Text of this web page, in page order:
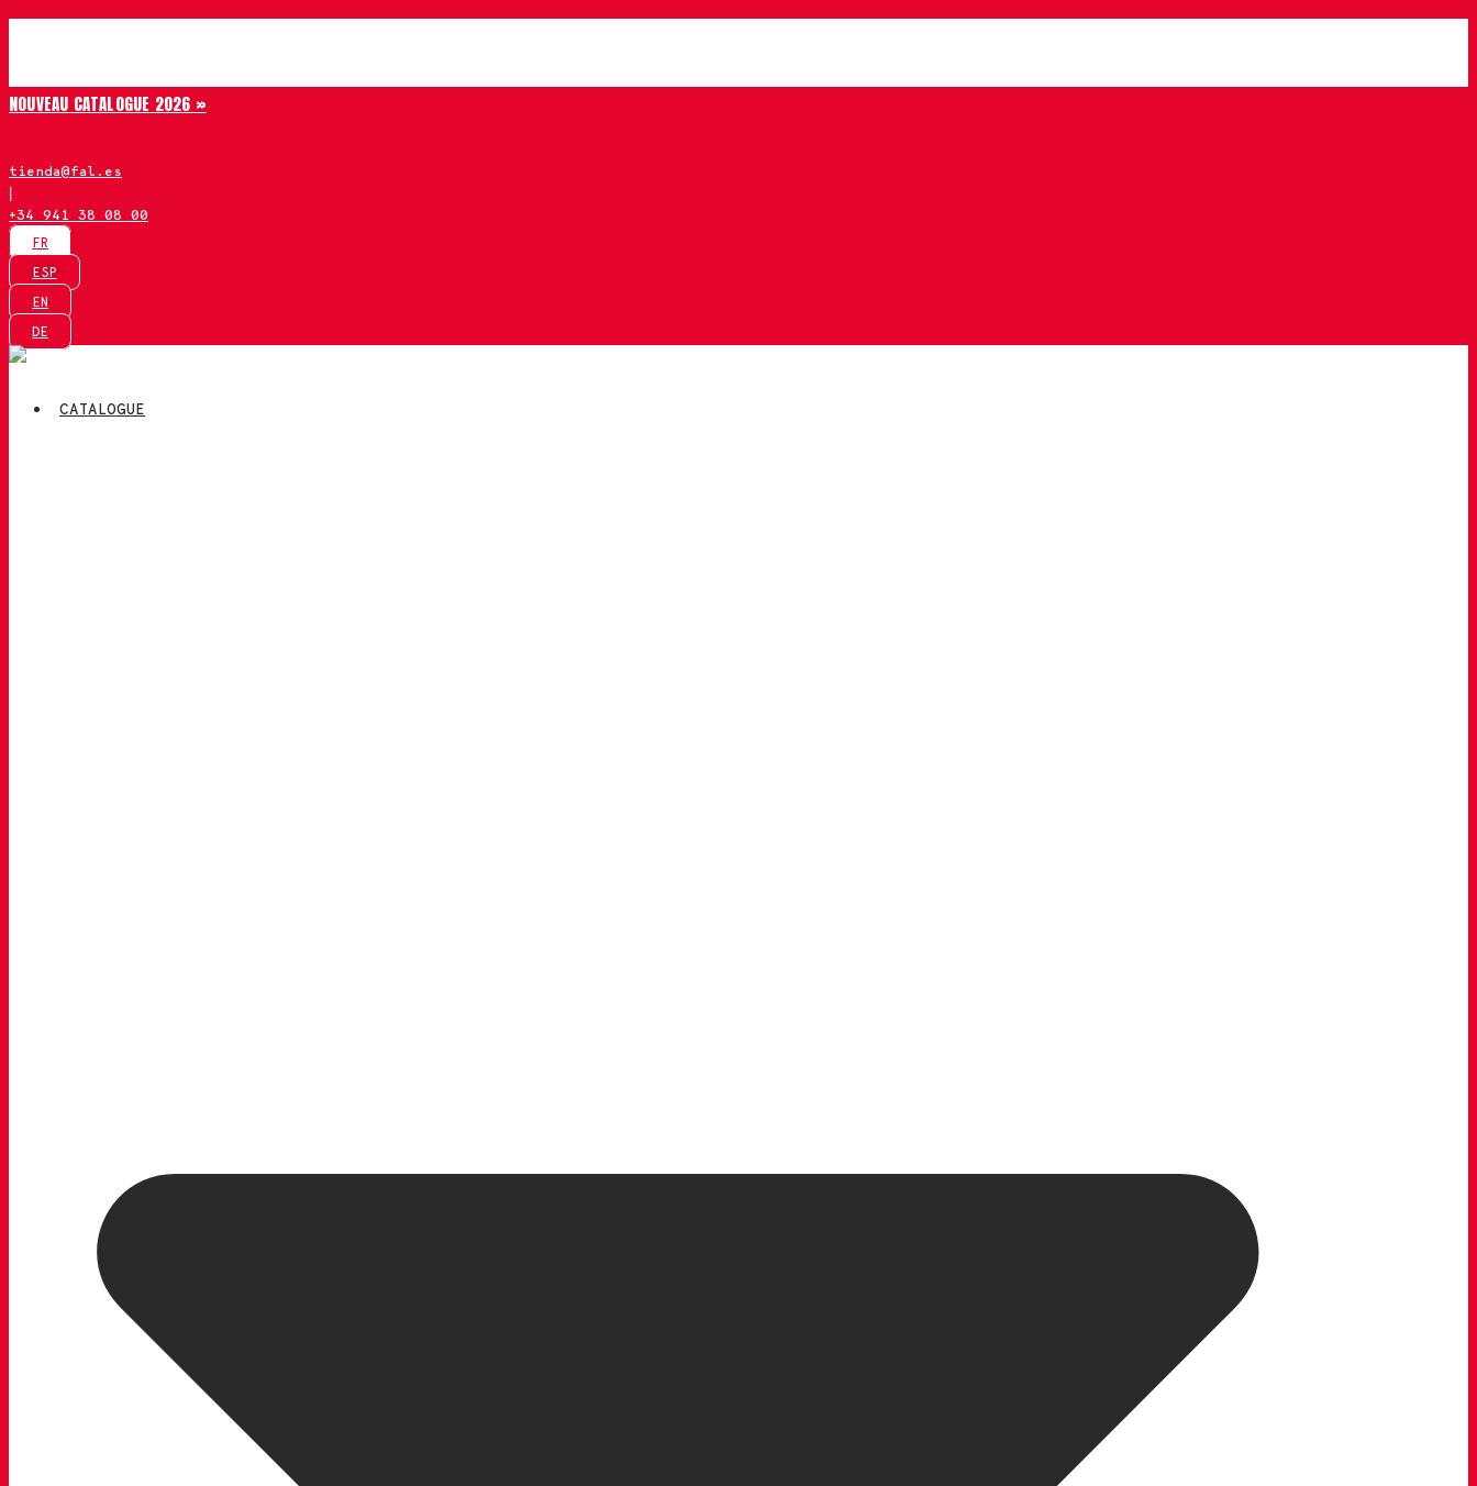
contenu
NOUVEAU CATALOGUE 2026 »
tienda@fal.es
+34 941 38 08 00
FR
ESP
EN
DE
CATALOGUE